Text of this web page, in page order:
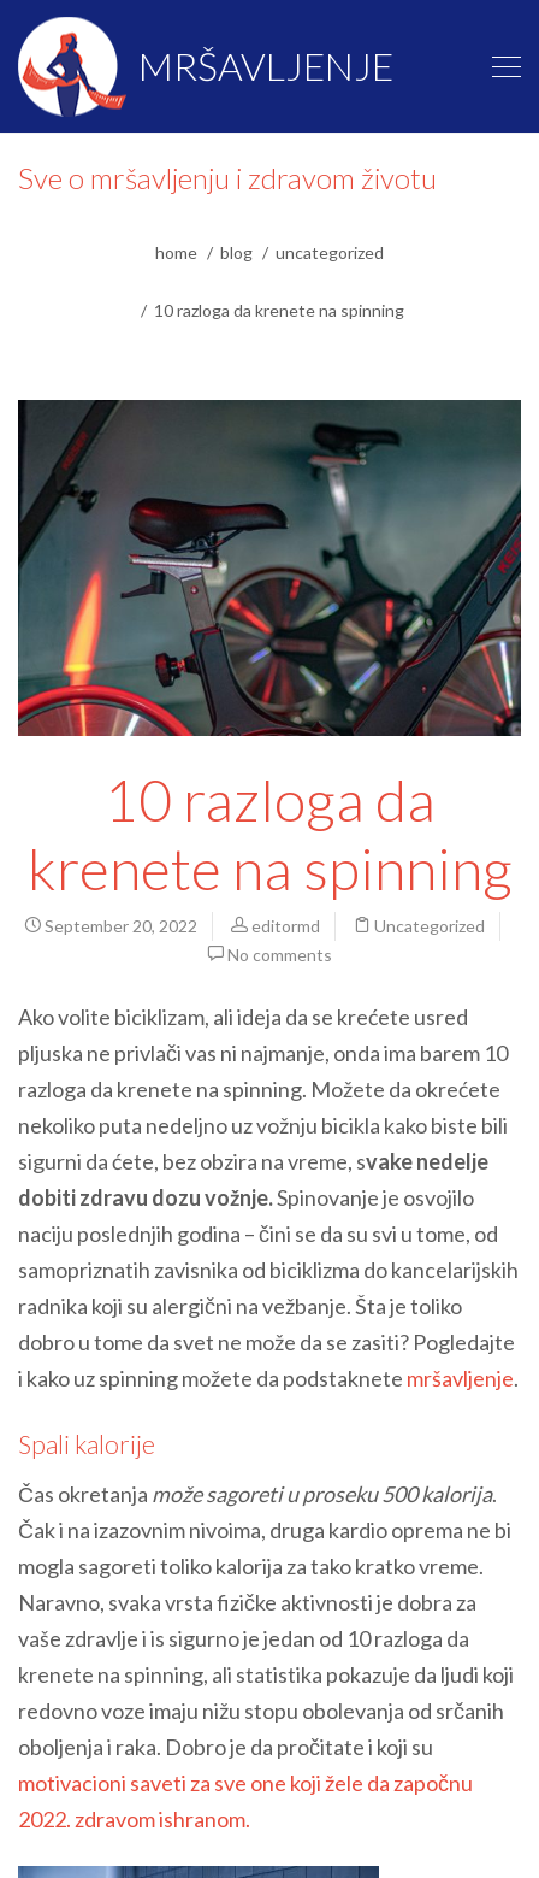
MRŠAVLJENJE
Sve o mršavljenju i zdravom životu
home blog uncategorized
10 razloga da krenete na spinning
10 razloga da
krenete na spinning
September 20, 2022 editormd
Uncategorized
No comments
Ako volite biciklizam, ali ideja da se krećete usred
pljuska ne privlači vas ni najmanje, onda ima barem 10
razloga da krenete na spinning. Možete da okrećete
nekoliko puta nedeljno uz vožnju bicikla kako biste bili
sigurni da ćete, bez obzira na vreme, svake nedelje
dobiti zdravu dozu vožnje.Spinovanje je osvojilo
naciju poslednjih godina – čini se da su svi u tome, od
samopriznatih zavisnika od biciklizma do kancelarijskih
radnika koji su alergični na vežbanje. Šta je toliko
dobro u tome da svet ne može da se zasiti? Pogledajte
i kako uz spinning možete da podstaknete mršavljenje.
Spali kalorije
Čas okretanja može sagoreti u proseku 500 kalorija.
Čak i na izazovnim nivoima, druga kardio oprema ne bi
mogla sagoreti toliko kalorija za tako kratko vreme.
Naravno, svaka vrsta fizičke aktivnosti je dobra za
vaše zdravlje i is sigurno je jedan od 10 razloga da
krenete na spinning, ali statistika pokazuje da ljudi koji
redovno voze imaju nižu stopu obolevanja od srčanih
oboljenja i raka. Dobro je da pročitate i koji su
motivacioni saveti za sve one koji žele da započnu
2022. zdravom ishranom.